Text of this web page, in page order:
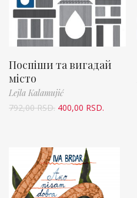
Поспіши та вигадай
місто
Lejla Kalamujić
792,00RSD. 400,00 RSD.